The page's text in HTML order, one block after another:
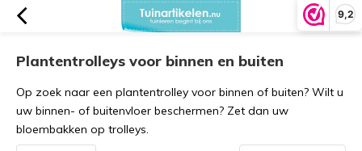
9,2
Plantentrolleys voor binnen en buiten
Op zoek naar een plantentrolley voor binnen of buiten? Wilt u
uw binnen- of buitenvloer beschermen? Zet dan uw
bloembakken op trolleys.